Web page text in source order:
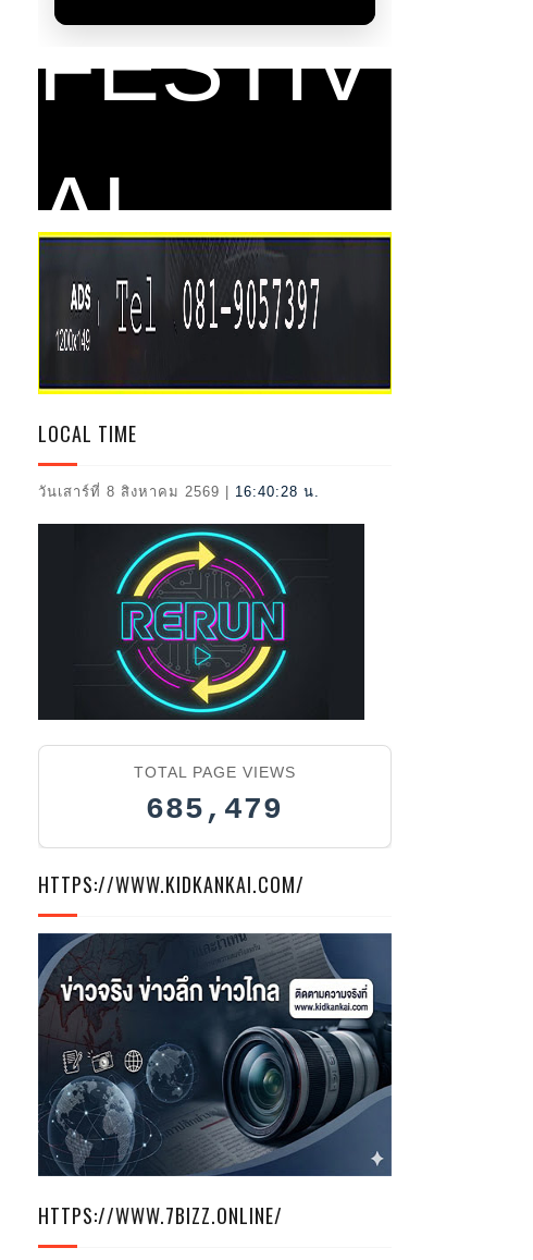
FESTIV
AL
2026
LOCAL TIME
วันเสาร์ที่ 8 สิงหาคม 2569 | 16:40:29 น.
TOTAL PAGE VIEWS
685,479
HTTPS://WWW.KIDKANKAI.COM/
HTTPS://WWW.7BIZZ.ONLINE/